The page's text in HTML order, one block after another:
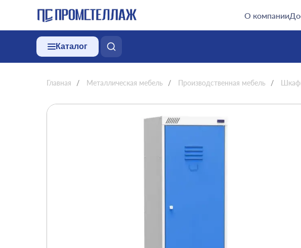
О компании
Каталог
Главная / Металлическая мебель / Производственная мебель /